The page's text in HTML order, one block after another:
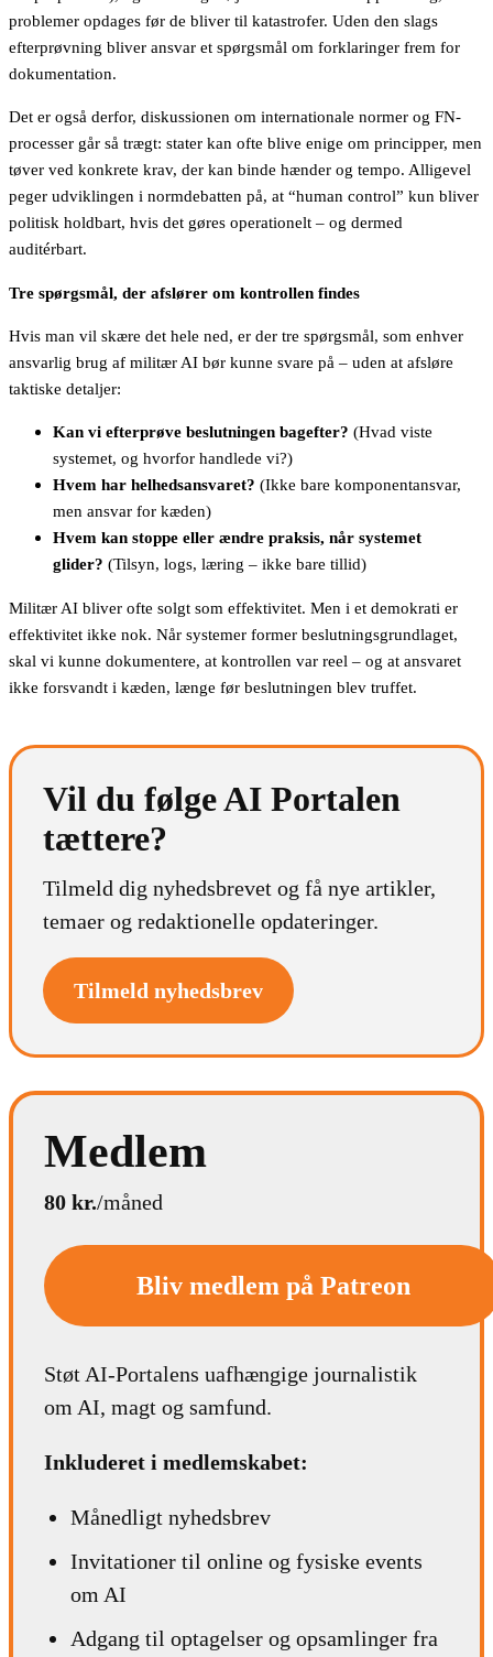
problemer opdages før de bliver til katastrofer. Uden den slags
efterprøvning bliver ansvar et spørgsmål om forklaringer frem for
dokumentation.
Det er også derfor, diskussionen om internationale normer og FN-
processer går så trægt: stater kan ofte blive enige om principper, men
tøver ved konkrete krav, der kan binde hænder og tempo. Alligevel
peger udviklingen i normdebatten på, at “human control” kun bliver
politisk holdbart, hvis det gøres operationelt – og dermed
auditérbart.
Tre spørgsmål, der afslører om kontrollen findes
Hvis man vil skære det hele ned, er der tre spørgsmål, som enhver
ansvarlig brug af militær AI bør kunne svare på – uden at afsløre
taktiske detaljer:
Kan vi efterprøve beslutningen bagefter? (Hvad viste
systemet, og hvorfor handlede vi?)
Hvem har helhedsansvaret? (Ikke bare komponentansvar,
men ansvar for kæden)
Hvem kan stoppe eller ændre praksis, når systemet
glider? (Tilsyn, logs, læring – ikke bare tillid)
Militær AI bliver ofte solgt som effektivitet. Men i et demokrati er
effektivitet ikke nok. Når systemer former beslutningsgrundlaget,
skal vi kunne dokumentere, at kontrollen var reel – og at ansvaret
ikke forsvandt i kæden, længe før beslutningen blev truffet.
Vil du følge AI Portalen
tættere?
Tilmeld dig nyhedsbrevet og få nye artikler,
temaer og redaktionelle opdateringer.
Tilmeld nyhedsbrev
Medlem
80 kr./måned
Bliv medlem på Patreon
Støt AI-Portalens uafhængige journalistik
om AI, magt og samfund.
Inkluderet i medlemskabet:
Månedligt nyhedsbrev
Invitationer til online og fysiske events
om AI
Adgang til optagelser og opsamlinger fra